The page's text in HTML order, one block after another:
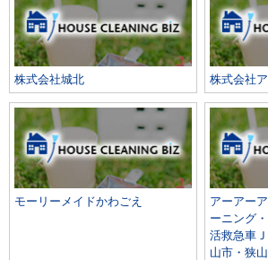
株式会社城北 株式会社
モーリーメイドかわごえ
アーアー
ーニング
活救急車
山市・狭